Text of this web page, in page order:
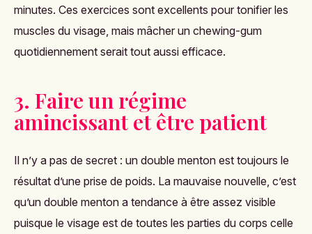
minutes. Ces exercices sont excellents pour tonifier les
muscles du visage, mais mâcher un chewing-gum
quotidiennement serait tout aussi efficace.
3. Faire un régime
amincissant et être patient
Il n’y a pas de secret : un double menton est toujours le
résultat d’une prise de poids. La mauvaise nouvelle, c’est
qu’un double menton a tendance à être assez visible
puisque le visage est de toutes les parties du corps celle